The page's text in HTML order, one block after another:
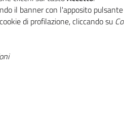
Ti
il banner con l'apposito pulsante
di profilazione, cliccando su